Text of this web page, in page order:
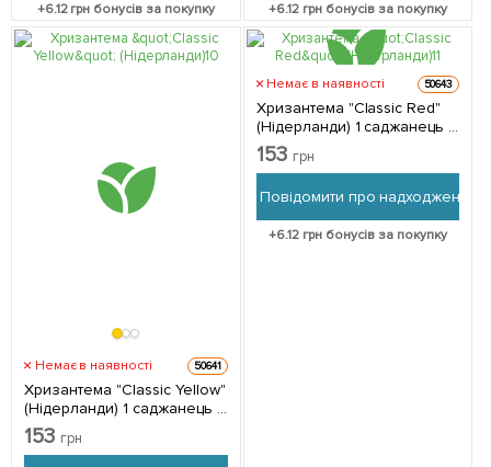
+6.12грн бонусів за покупку +6.12 грн бонусів за покупку
Немає в наявності 50641
Хризантема "Classic Yellow"
(Нідерланди) 1 саджанець в
упаковці (кімнатний)
153 грн
Немає в наявності 50643
Хризантема "Classic Red"
(Нідерланди) 1 саджанець в
упаковці (кімнатний)
153 грн
Повідомити про надходження
+6.12 грн бонусів за покупку